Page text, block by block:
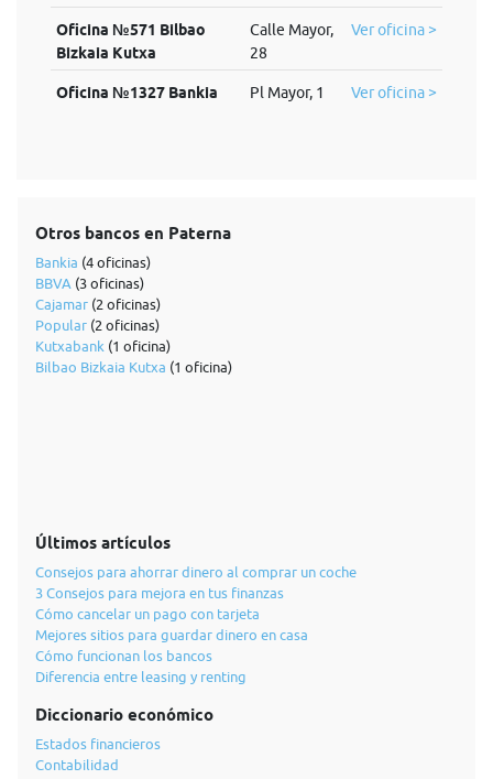
Oficina №571 Bilbao
Bizkaia Kutxa
Calle Mayor,
28
Ver oficina >
Oficina №1327 Bankia Pl Mayor, 1 Ver oficina >
Otros bancos en Paterna
Bankia (4 oficinas)
BBVA (3 oficinas)
Cajamar (2 oficinas)
Popular (2 oficinas)
Kutxabank (1 oficina)
Bilbao Bizkaia Kutxa (1 oficina)
Últimos artículos
Consejos para ahorrar dinero al comprar un coche
3 Consejos para mejora en tus finanzas
Cómo cancelar un pago con tarjeta
Mejores sitios para guardar dinero en casa
Cómo funcionan los bancos
Diferencia entre leasing y renting
Diccionario económico
Estados financieros
Contabilidad